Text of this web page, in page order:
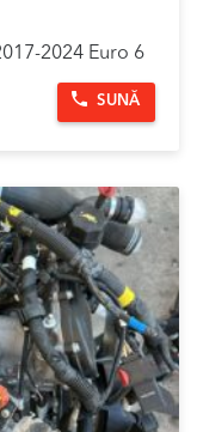
2024 Euro 6
SUNĂ